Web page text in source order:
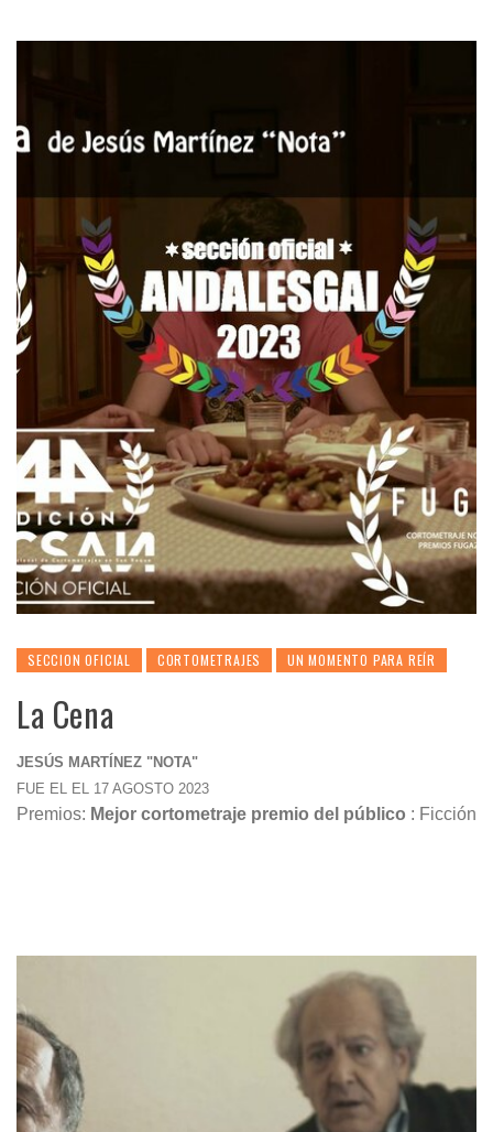
SECCION OFICIAL CORTOMETRAJES UN MOMENTO PARA REÍR
La Cena
JESÚS MARTÍNEZ "NOTA"
FUE EL EL 17 AGOSTO 2023
Premios: Mejor cortometraje premio del público : Ficción